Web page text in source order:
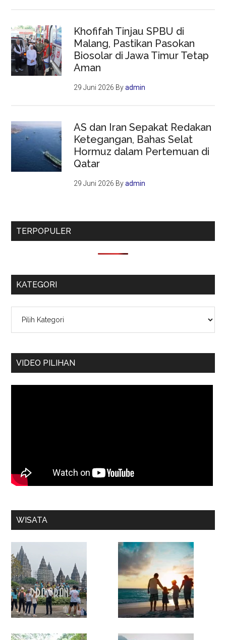
Khofifah Tinjau SPBU di
Malang, Pastikan Pasokan
Biosolar di Jawa Timur Tetap
Aman
29 Juni 2026 Byadmin
AS dan Iran Sepakat Redakan
Ketegangan, Bahas Selat
Hormuz dalam Pertemuan di
Qatar
29 Juni 2026 Byadmin
TERPOPULER
KATEGORI
VIDEO PILIHAN
WISATA